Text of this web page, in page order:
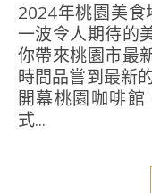
2024年桃園美食地圖懶人包來了!!桃園市迎來了
一波令人期待的
你帶來桃園市最
時間品嘗到最新
開幕桃園咖啡
式...